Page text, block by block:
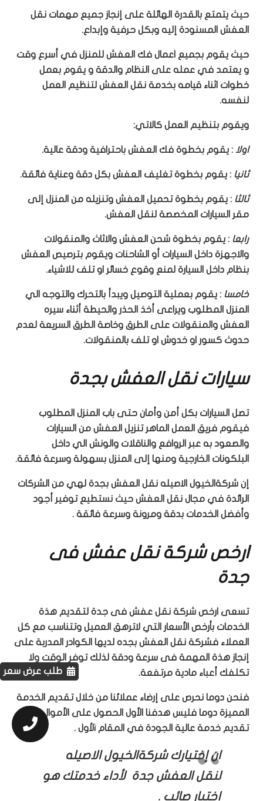
حيث يتمتع بالقدرة الهائلة على إنجاز جميع مهمات نقل
العفش المسنودة إليه وبكل حرفية وإبداع.
حيث يقوم بجميع اعمال فك العفش للمنزل في أسرع وقت
و يعتمد في عمله على النظام والدقة و يقوم بعمل
خطوات اثناء قيامه بخدمة نقل العفش لتنظيم العمل
لنفسه.
ويقوم بتنظيم العمل كالاتي:
اولا : يقوم بخطوة فك العفش باحترافية ودقة عالية.
ثانيا : يقوم بخطوة تغليف العفش بكل دقة وعناية فائقة.
ثالثا : يقوم بخطوة تحميل العفش وتنزيله من المنزل إلى
مقر السيارات المخصصة لنقل العفش.
رابعا : يقوم بخطوة شحن العفش والاثاث والمنقولات
والاجهزة داخل السيارات أو الشاحنات ويقوم بترصيص العفش
بنظام داخل السيارة لمنع وقوع خسائر او تلف للاشياء.
خامسا : يقوم بعملية التوصيل ويبدأ بالتحرك والتوجه الي
المنزل المطلوب ويراعى أخذ الحذر والحيطة أثناء سيره
العفش والمنقولات على الطرق وخاصة الطرق السريعة لعدم
حدوث كسور او خدوش او تلف بالمنقولات.
سيارات نقل العفش بجدة
تصل السيارات بكل أمن وأمان حتى باب المنزل المطلوب
فيقوم فريق العمل الماهر تنزيل العفش من السيارات
والصعود به عبر الروافع والناقلات والونش الي داخل
البلكونات الخارجية ومنها إلى المنزل بسهولة وسرعة فائقة.
إن شركةالخيول الاصيله نقل العفش بجدة لهي من الشركات
الرائدة في مجال نقل العفش حيث نستطيع توفير أجود
وأفضل الخدمات بدقة ومرونة وسرعة فائقة .
ارخص شركة نقل عفش فى
جدة
تسعى ارخص شركة نقل عفش فى جدة لتقديم هذة
الخدمات بأرخص الأسعار التي لاترهق العميل وتتناسب مع كل
العملاء فشركة نقل العفش بجده لديها الكوادر المدربة على
إنجاز هذة المهمة فى سرعة ودقة لذلك توفر الوقت ولا
تكلفك أعباء مادية مرتفعة.
فنحن دوما نحرص على إرضاء عملائنا من خلال تقديم الخدمة
المميزة دوما فليس هدفنا الأول الحصول على الأموال بقدر
تقديم خدمة عالية الجودة في المقام الأول .
ان إختيارك شركةالخيول الاصيله
لنقل العفش جدة لأداء خدمتك هو
إختيار صائب .
0537039777
طلب عرض سعر